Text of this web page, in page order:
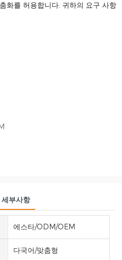
화를 허용합니다. 귀하의 요구 사항
부사항
에스타/ODM/OEM
다국어/맞춤형